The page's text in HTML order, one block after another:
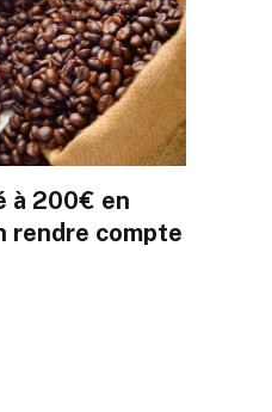
à 200€ en
rendre compte